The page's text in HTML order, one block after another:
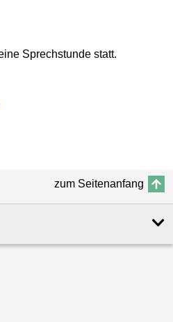
Sprechstunde statt.
zum Seitenanfang